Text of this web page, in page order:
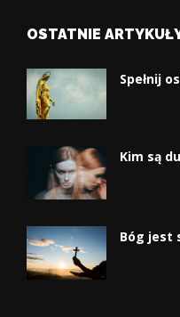
OSTATNIE
Spełnij
Kim są
Bóg jest